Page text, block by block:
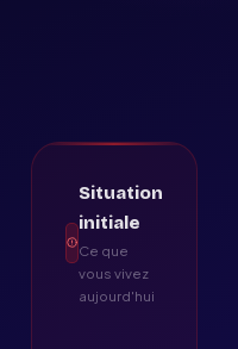
Situation
initiale
Ce que
vous vivez
aujourd'hui